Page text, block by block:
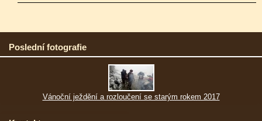
Poslední fotografie
Vánoční ježdění a rozloučení se starým rokem 2017